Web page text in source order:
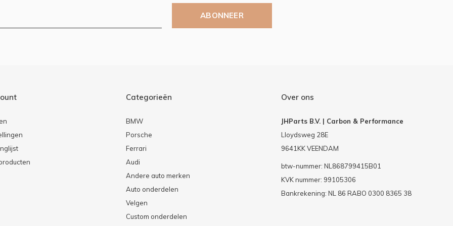
ABONNEER
Categorieën
BMW
Porsche
Ferrari
Audi
Andere auto merken
Auto onderdelen
Velgen
Custom onderdelen
Over ons
JHParts B.V. | Carbon & Performance
Lloydsweg 28E
9641KK VEENDAM
btw-nummer: NL868799415B01
KVK nummer: 99105306
Bankrekening: NL 86 RABO 0300 8365 38